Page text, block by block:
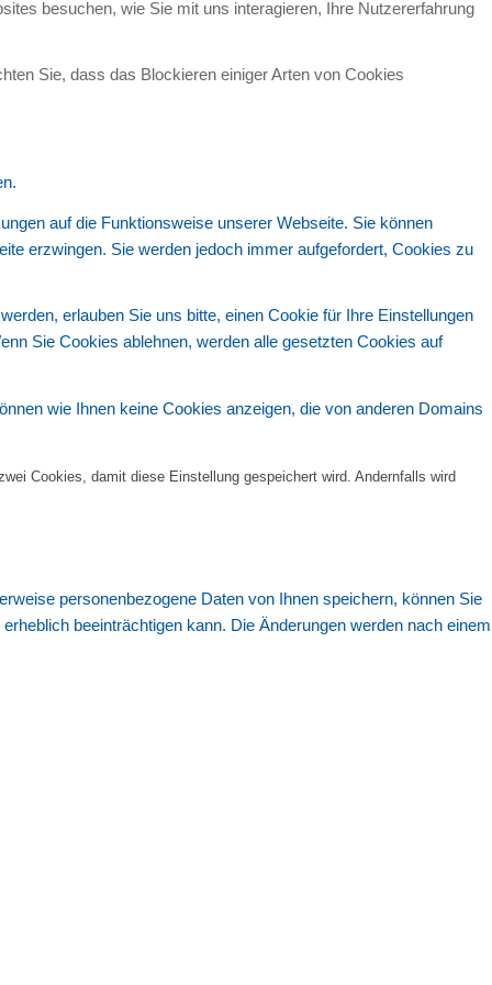
besuchen, wie Sie mit uns interagieren, Ihre Nutzererfahrung
Sie, dass das Blockieren einiger Arten von Cookies
auf die Funktionsweise unserer Webseite. Sie können
erzwingen. Sie werden jedoch immer aufgefordert, Cookies zu
erlauben Sie uns bitte, einen Cookie für Ihre Einstellungen
Sie Cookies ablehnen, werden alle gesetzten Cookies auf
wie Ihnen keine Cookies anzeigen, die von anderen Domains
Cookies, damit diese Einstellung gespeichert wird. Andernfalls wird
personenbezogene Daten von Ihnen speichern, können Sie
beeinträchtigen kann. Die Änderungen werden nach einem